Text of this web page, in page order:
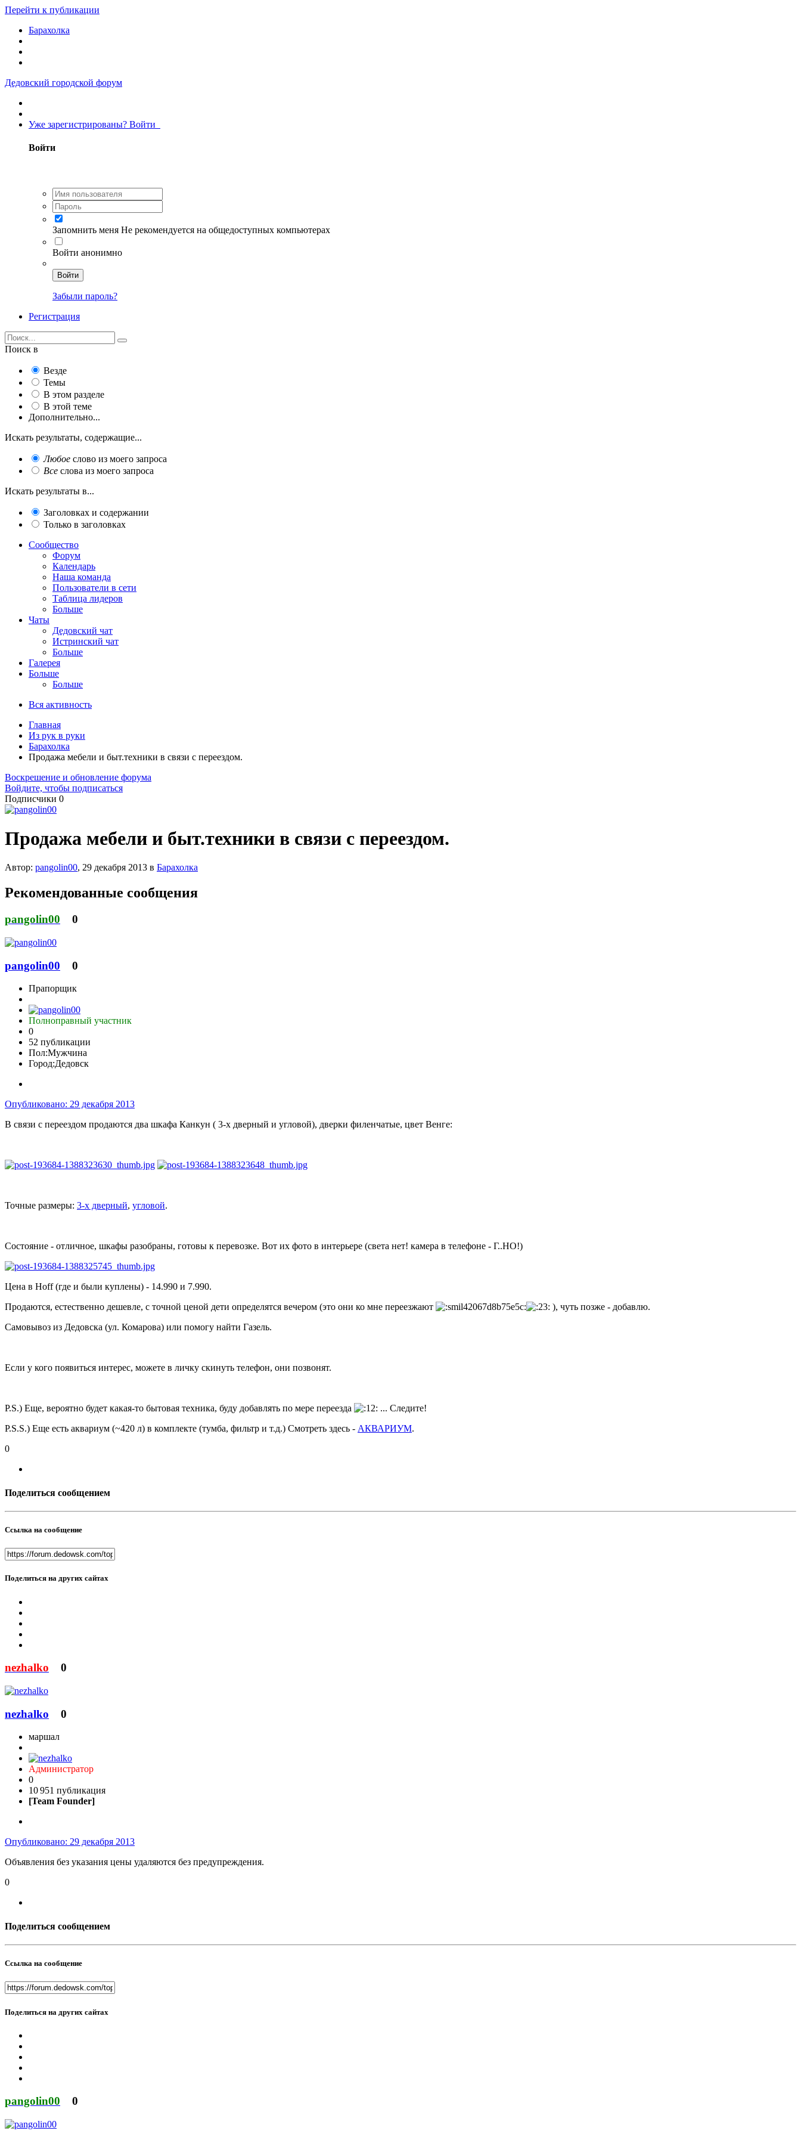
Перейти к публикации
Барахолка
Дедовский городской форум
Уже зарегистрированы? Войти
Войти
Запомнить меня Не рекомендуется на общедоступных компьютерах
Войти анонимно
Войти
Забыли пароль?
Регистрация
Поиск в
Везде
Темы
В этом разделе
В этой теме
Дополнительно...
Искать результаты, содержащие...
Любое слово из моего запроса
Все слова из моего запроса
Искать результаты в...
Заголовках и содержании
Только в заголовках
Сообщество
Форум
Календарь
Наша команда
Пользователи в сети
Таблица лидеров
Больше
Чаты
Дедовский чат
Истринский чат
Больше
Галерея
Больше
Больше
Вся активность
Главная
Из рук в руки
Барахолка
Продажа мебели и быт.техники в связи с переездом.
Воскрешение и обновление форума
Войдите, чтобы подписаться
Подписчики 0
Продажа мебели и быт.техники в связи с переездом.
Автор: pangolin00, 29 декабря 2013 в Барахолка
Рекомендованные сообщения
pangolin00 0
pangolin00 0
Прапорщик
Полноправный участник
0
52 публикации
Пол:Мужчина
Город:Дедовск
Опубликовано: 29 декабря 2013
В связи с переездом продаются два шкафа Канкун ( 3-х дверный и угловой), дверки филенчатые, цвет Венге:
Точные размеры: 3-х дверный, угловой.
Состояние - отличное, шкафы разобраны, готовы к перевозке. Вот их фото в интерьере (света нет! камера в телефоне - Г..НО!)
Цена в Hoff (где и были куплены) - 14.990 и 7.990.
Продаются, естественно дешевле, с точной ценой дети определятся вечером (это они ко мне переезжают
), чуть позже - добавлю.
Самовывоз из Дедовска (ул. Комарова) или помогу найти Газель.
Если у кого появиться интерес, можете в личку скинуть телефон, они позвонят.
P.S.) Еще, вероятно будет какая-то бытовая техника, буду добавлять по мере переезда
... Следите!
P.S.S.) Еще есть аквариум (~420 л) в комплекте (тумба, фильтр и т.д.) Смотреть здесь - АКВАРИУМ.
0
Поделиться сообщением
Ссылка на сообщение
Поделиться на других сайтах
nezhalko 0
nezhalko 0
маршал
Администратор
0
10 951 публикация
[Team Founder]
Опубликовано: 29 декабря 2013
Объявления без указания цены удаляются без предупреждения.
0
Поделиться сообщением
Ссылка на сообщение
Поделиться на других сайтах
pangolin00 0